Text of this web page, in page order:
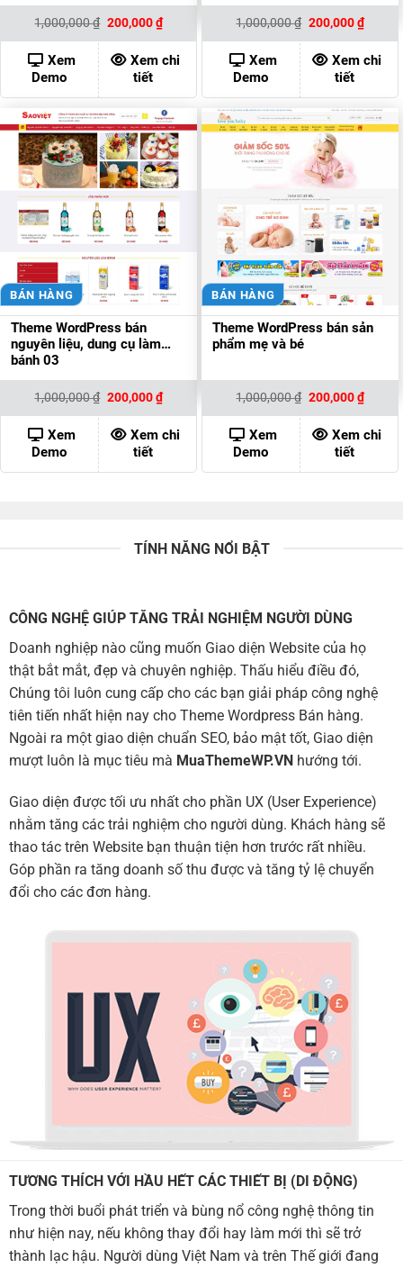
1,000,000₫ Giá
là:
1,000,000 ₫.
200,000₫Giá
hiện
tại
là:
200,000 ₫.
Xem
Demo
Xem chi
tiết
1,000,000₫ Giá
là:
1,000,000 ₫.
200,000₫Giá
hiện
tại
là:
Xem
Demo
Xem chi
tiết
BÁN HÀNG
Theme WordPress bán
nguyên liệu, dung cụ làm
bánh 03
1,000,000₫ Giá
là:
1,000,000 ₫.
200,000₫Giá
hiện
tại
là:
200,000 ₫.
Xem
Demo
Xem chi
tiết
BÁN HÀNG
Theme WordPress bán sản
phẩm mẹ và bé
1,000,000₫ Giá
là:
1,000,000 ₫.
200,000₫Giá
hiện
tại
là:
Xem
Demo
Xem chi
tiết
TÍNH NĂNG NỔI BẬT
CÔNG NGHỆ GIÚP TĂNG TRẢI NGHIỆM NGƯỜI DÙNG
Doanh nghiệp nào cũng muốn Giao diện Website của họ
thật bắt mắt, đẹp và chuyên nghiệp. Thấu hiểu điều đó,
Chúng tôi luôn cung cấp cho các bạn giải pháp công nghệ
tiên tiến nhất hiện nay cho Theme Wordpress Bán hàng.
Ngoài ra một giao diện chuẩn SEO, bảo mật tốt, Giao diện
mượt luôn là mục tiêu mà MuaThemeWP.VN hướng tới.
Giao diện được tối ưu nhất cho phần UX (User Experience)
nhằm tăng các trải nghiệm cho người dùng. Khách hàng sẽ
thao tác trên Website bạn thuận tiện hơn trước rất nhiều.
Góp phần ra tăng doanh số thu được và tăng tỷ lệ chuyển
đổi cho các đơn hàng.
TƯƠNG THÍCH VỚI HẦU HẾT CÁC THIẾT BỊ (DI ĐỘNG)
Trong thời buổi phát triển và bùng nổ công nghệ thông tin
như hiện nay, nếu không thay đổi hay làm mới thì sẽ trở
thành lạc hậu. Người dùng Việt Nam và trên Thế giới đang